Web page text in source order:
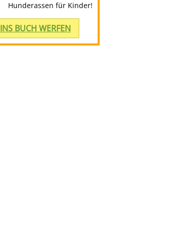
Hunderassen für Kinder!
BUCH WERFEN